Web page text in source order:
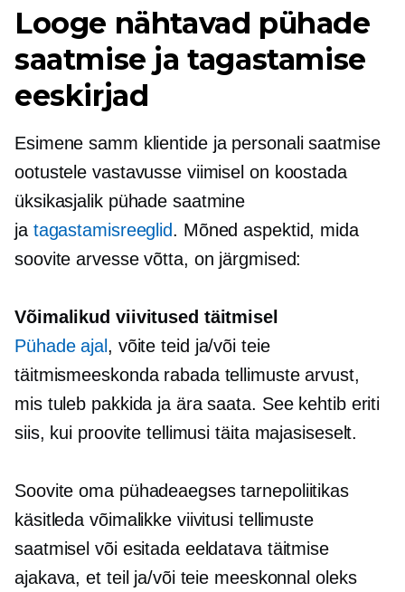
Looge nähtavad pühade
saatmise ja tagastamise
eeskirjad
Esimene samm klientide ja personali saatmise
ootustele vastavusse viimisel on koostada
üksikasjalik pühade saatmine
ja tagastamisreeglid. Mõned aspektid, mida
soovite arvesse võtta, on järgmised:
Võimalikud viivitused täitmisel
Pühade ajal , võite teid ja/või teie
täitmismeeskonda rabada tellimuste arvust,
mis tuleb pakkida ja ära saata. See kehtib eriti
siis, kui proovite tellimusi täita majasiseselt.
Soovite oma pühadeaegses tarnepoliitikas
käsitleda võimalikke viivitusi tellimuste
saatmisel või esitada eeldatava täitmise
ajakava, et teil ja/või teie meeskonnal oleks